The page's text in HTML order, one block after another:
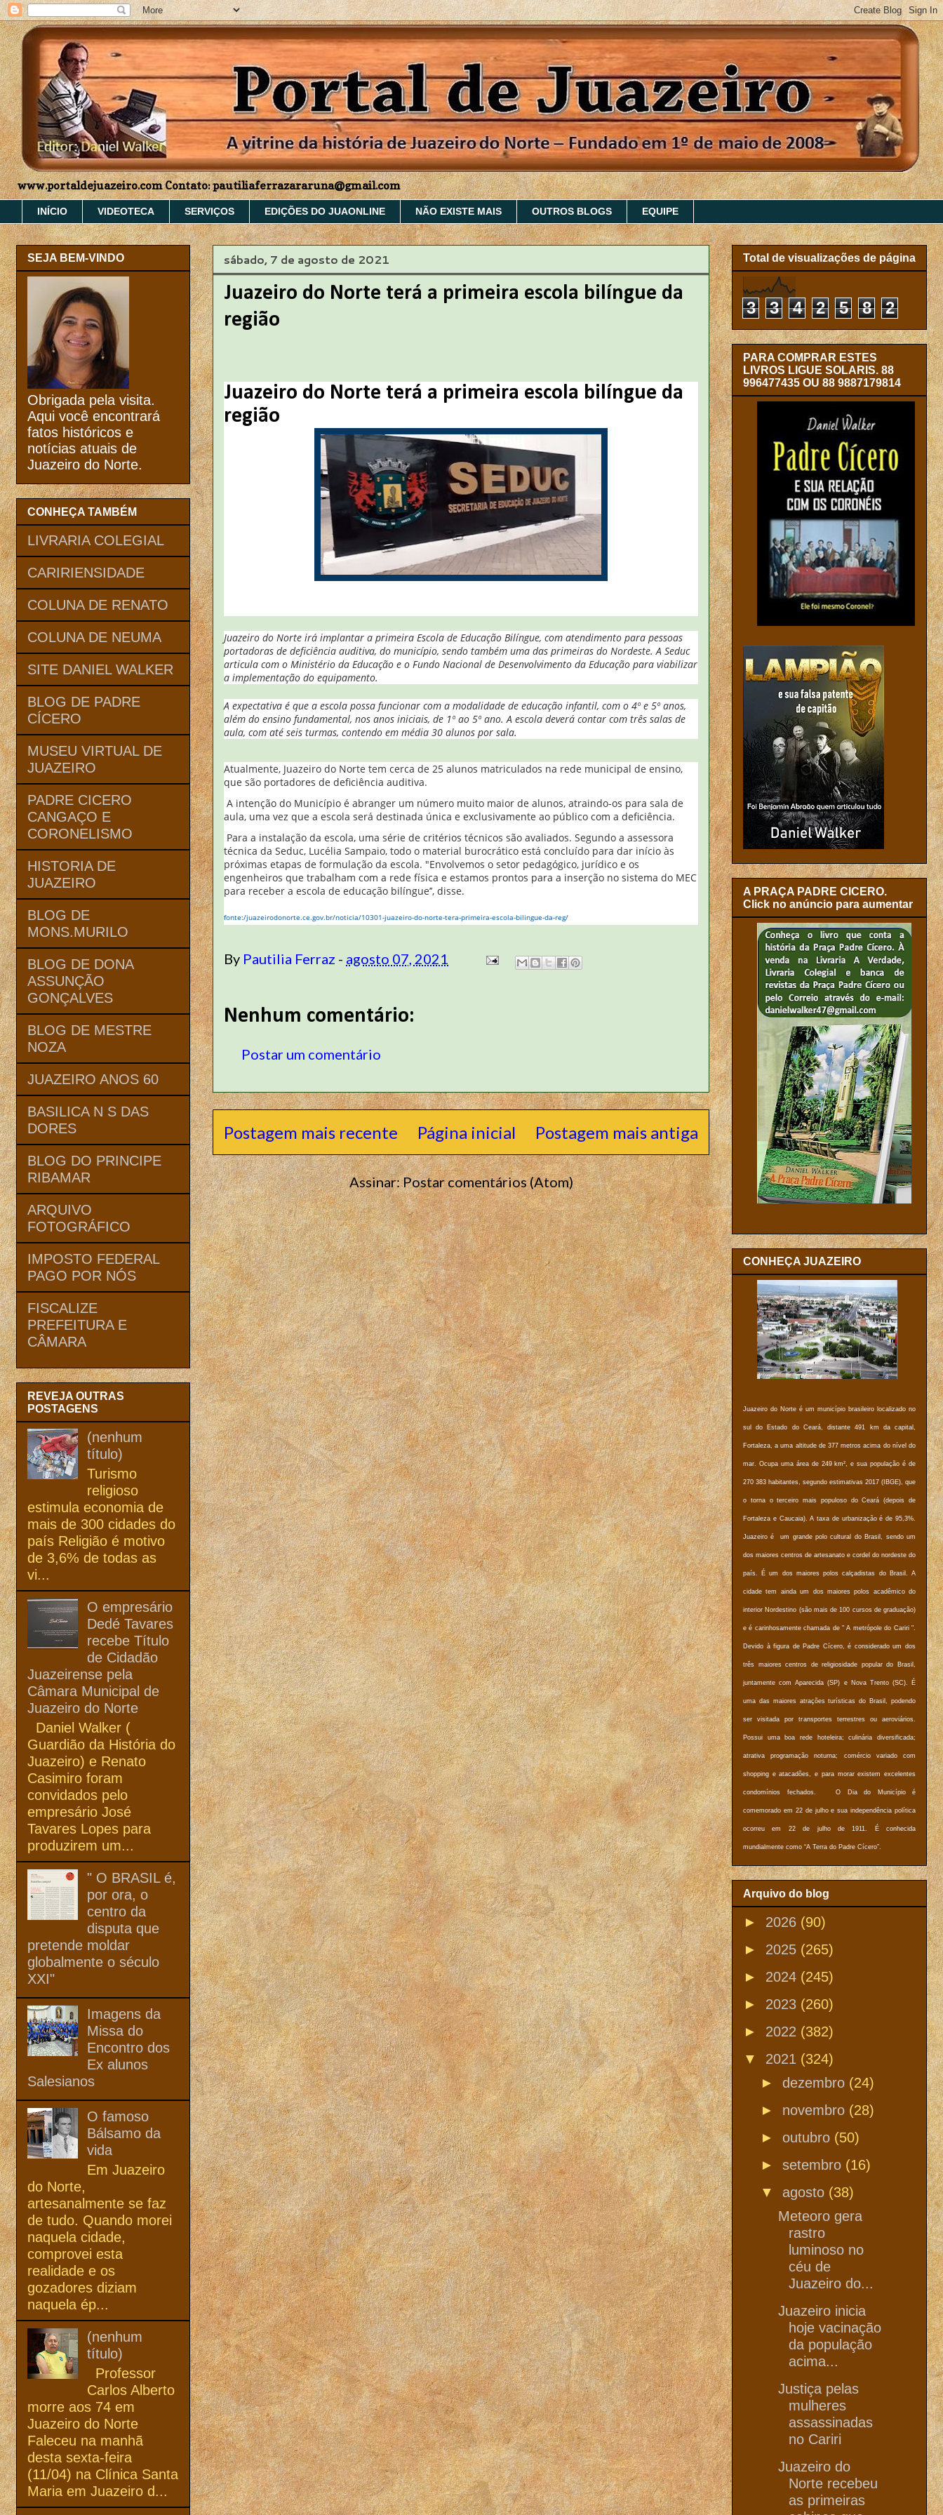
www.portaldejuazeiro.com Contato: pautiliaferrazararuna@gmail.com
INÍCIO VIDEOTECA SERVIÇOS EDIÇÕES DO JUAONLINE NÃO EXISTE MAIS OUTROS BLOGS EQUIPE
sábado, 7 de agosto de 2021
Juazeiro do Norte terá a primeira escola bilíngue da
região
Juazeiro do Norte terá a primeira escola bilíngue da
região
Juazeiro do Norte irá implantar a primeira Escola de Educação Bilíngue, com atendimento para pessoas
portadoras de deficiência auditiva, do município, sendo também uma das primeiras do Nordeste. A Seduc
articula com o Ministério da Educação e o Fundo Nacional de Desenvolvimento da Educação para viabilizar
a implementação do equipamento.
A expectativa é que a escola possa funcionar com a modalidade de educação infantil, com o 4º e 5º anos,
além do ensino fundamental, nos anos iniciais, de 1º ao 5º ano. A escola deverá contar com três salas de
aula, com até seis turmas, contendo em média 30 alunos por sala.
Atualmente, Juazeiro do Norte tem cerca de 25 alunos matriculados na rede municipal de ensino,
que são portadores de deficiência auditiva.
A intenção do Município é abranger um número muito maior de alunos, atraindo-os para sala de
aula, uma vez que a escola será destinada única e exclusivamente ao público com a deficiência.
Para a instalação da escola, uma série de critérios técnicos são avaliados. Segundo a assessora
técnica da Seduc, Lucélia Sampaio, todo o material burocrático está concluído para dar início às
próximas etapas de formulação da escola. "Envolvemos o setor pedagógico, jurídico e os
engenheiros que trabalham com a rede física e estamos prontos para a inserção no sistema do MEC
para receber a escola de educação bilíngue’’, disse.
fonte:/juazeirodonorte.ce.gov.br/noticia/10301-juazeiro-do-norte-tera-primeira-escola-bilingue-da-reg/
By Pautilia Ferraz - agosto 07, 2021
Nenhum comentário:
Postar um comentário
Postagem mais recente Postagem mais antiga
Página inicial
Assinar:Postar comentários (Atom)
SEJA BEM-VINDO
Obrigada pela visita.
Aqui você encontrará
fatos históricos e
notícias atuais de
Juazeiro do Norte.
CONHEÇA TAMBÉM
LIVRARIA COLEGIAL
CARIRIENSIDADE
COLUNA DE RENATO
COLUNA DE NEUMA
SITE DANIEL WALKER
BLOG DE PADRE
CÍCERO
MUSEU VIRTUAL DE
JUAZEIRO
PADRE CICERO
CANGAÇO E
CORONELISMO
HISTORIA DE
JUAZEIRO
BLOG DE
MONS.MURILO
BLOG DE DONA
ASSUNÇÃO
GONÇALVES
BLOG DE MESTRE
NOZA
JUAZEIRO ANOS 60
BASILICA N S DAS
DORES
BLOG DO PRINCIPE
RIBAMAR
ARQUIVO
FOTOGRÁFICO
IMPOSTO FEDERAL
PAGO POR NÓS
FISCALIZE
PREFEITURA E
CÂMARA
REVEJA OUTRAS
POSTAGENS
(nenhum
título)
Turismo
religioso
estimula economia de
mais de 300 cidades do
país Religião é motivo
de 3,6% de todas as
vi...
O empresário
Dedé Tavares
recebe Título
de Cidadão
Juazeirense pela
Câmara Municipal de
Juazeiro do Norte
Daniel Walker (
Guardião da História do
Juazeiro) e Renato
Casimiro foram
convidados pelo
empresário José
Tavares Lopes para
produzirem um...
" O BRASIL é,
por ora, o
centro da
disputa que
pretende moldar
globalmente o século
XXI"
Imagens da
Missa do
Encontro dos
Ex alunos
Salesianos
O famoso
Bálsamo da
vida
Em Juazeiro
do Norte,
artesanalmente se faz
de tudo. Quando morei
naquela cidade,
comprovei esta
realidade e os
gozadores diziam
naquela ép...
(nenhum
título)
Professor
Carlos Alberto
morre aos 74 em
Juazeiro do Norte
Faleceu na manhã
desta sexta-feira
(11/04) na Clínica Santa
Maria em Juazeiro d...
Total de visualizações de página
3 3 4 2 5 8 2
PARA COMPRAR ESTES
LIVROS LIGUE SOLARIS. 88
996477435 OU 88 9887179814
A PRAÇA PADRE CICERO.
Click no anúncio para aumentar
CONHEÇA JUAZEIRO
Juazeiro do Norte é um município brasileiro localizado no
sul do Estado do Ceará, distante 491 km da capital,
Fortaleza, a uma altitude de 377 metros acima do nível do
mar. Ocupa uma área de 249 km², e sua população é de
270 383 habitantes, segundo estimativas 2017 (IBGE), que
o torna o terceiro mais populoso do Ceará (depois de
Fortaleza e Caucaia). A taxa de urbanização é de 95,3%.
Juazeiro é um grande polo cultural do Brasil, sendo um
dos maiores centros de artesanato e cordel do nordeste do
país. É um dos maiores polos calçadistas do Brasil. A
cidade tem ainda um dos maiores polos acadêmico do
interior Nordestino (são mais de 100 cursos de graduação)
e é carinhosamente chamada de " A metrópole do Cariri ".
Devido à figura de Padre Cícero, é considerado um dos
três maiores centros de religiosidade popular do Brasil,
juntamente com Aparecida (SP) e Nova Trento (SC). É
uma das maiores atrações turísticas do Brasil, podendo
ser visitada por transportes terrestres ou aeroviários.
Possui uma boa rede hoteleira; culinária diversificada;
atrativa programação noturna; comércio variado com
shopping e atacadões, e para morar existem excelentes
condomínios fechados. O Dia do Município é
comemorado em 22 de julho e sua independência política
ocorreu em 22 de julho de 1911. É conhecida
mundialmente como “A Terra do Padre Cícero”.
Arquivo do blog
► 2026 (90)
► 2025 (265)
► 2024 (245)
► 2023 (260)
► 2022 (382)
▼ 2021 (324)
► dezembro (24)
► novembro (28)
► outubro (50)
► setembro (16)
▼ agosto (38)
Meteoro gera
rastro
luminoso no
céu de
Juazeiro do...
Juazeiro inicia
hoje vacinação
da população
acima...
Justiça pelas
mulheres
assassinadas
no Cariri
Juazeiro do
Norte recebeu
as primeiras